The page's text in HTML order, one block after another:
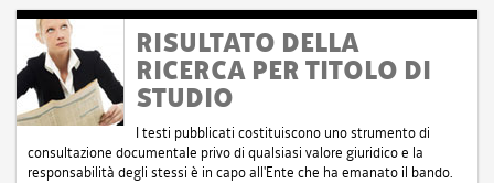
RISULTATO DELLA
RICERCA PER TITOLO DI
STUDIO
I testi pubblicati costituiscono uno strumento di
consultazione documentale privo di qualsiasi valore giuridico e la
responsabilità degli stessi è in capo all'Ente che ha emanato il bando.